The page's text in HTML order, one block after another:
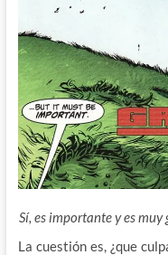
Sí, es importante y es
La cuestión es, ¿que